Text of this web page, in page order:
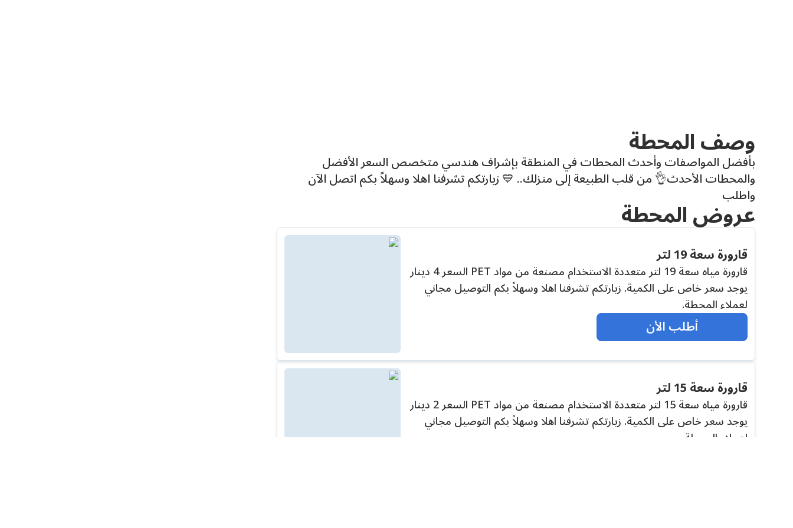
وصف المحطة
بأفضل المواصفات وأحدث المحطات في المنطقة بإشراف هندسي متخصص السعر الأفضل
والمحطات الأحدث👌 من قلب الطبيعة إلى منزلك.. 💙 زيارتكم تشرفنا اهلا وسهلاً بكم اتصل الآن
واطلب
عروض المحطة
قارورة سعة 19 لتر
قارورة مياه سعة 19 لتر متعددة الاستخدام مصنعة من مواد PET السعر 4 دينار
يوجد سعر خاص على الكمية. زيارتكم تشرفنا اهلا وسهلاً بكم التوصيل مجاني
لعملاء المحطة.
أطلب الأن
قارورة سعة 15 لتر
قارورة مياه سعة 15 لتر متعددة الاستخدام مصنعة من مواد PET السعر 2 دينار
يوجد سعر خاص على الكمية. زيارتكم تشرفنا اهلا وسهلاً بكم التوصيل مجاني
لعملاء المحطة.